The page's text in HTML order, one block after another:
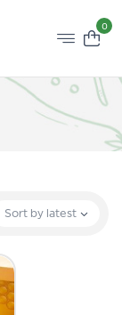
0
Sort by latest